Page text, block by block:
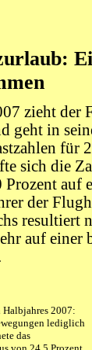
zieht der
geht in
für
sich die
auf
der
resultiert
auf einer
Halbjahres 2007:
lediglich
das